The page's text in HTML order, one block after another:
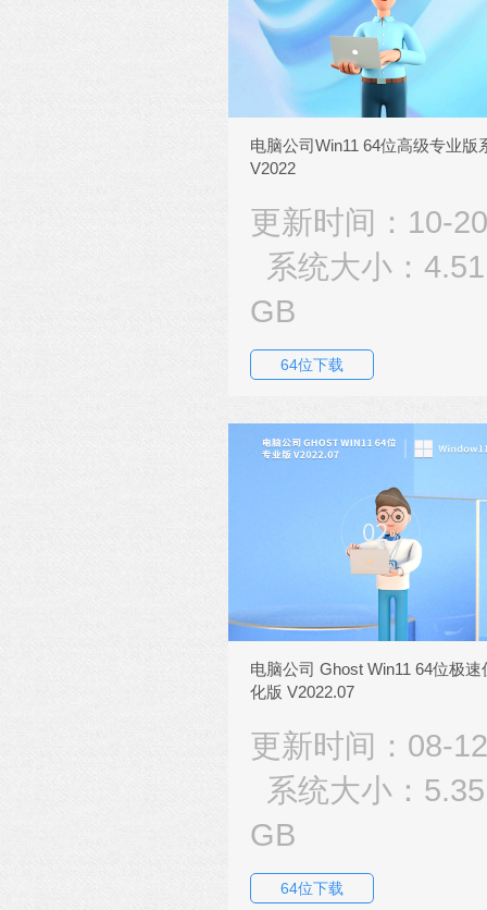
电脑公司Win11 64位高级专业版
V2022
更新时间：10-20
系统大小：4.51
GB
64位下载
电脑公司 Ghost Win11 64位极速
化版 V2022.07
更新时间：08-12
系统大小：5.35
GB
64位下载